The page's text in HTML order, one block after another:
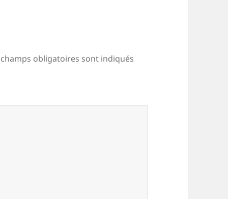
champs obligatoires sont indiqués